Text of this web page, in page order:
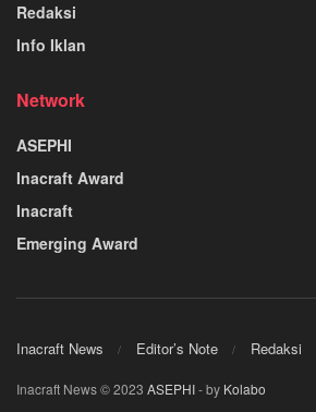
Redaksi
Info Iklan
Network
ASEPHI
Inacraft Award
Inacraft
Emerging Award
Inacraft News Editor’s Note Redaksi
Inacraft News © 2023 ASEPHI- by Kolabo